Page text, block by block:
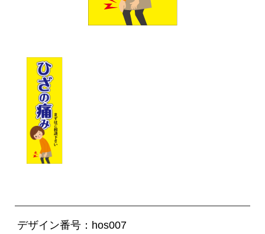
デザイン番号：hos007